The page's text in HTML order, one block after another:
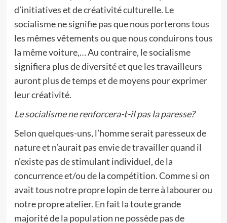
d’initiatives et de créativité culturelle. Le
socialisme ne signifie pas que nous porterons tous
les mêmes vêtements ou que nous conduirons tous
la même voiture,… Au contraire, le socialisme
signifiera plus de diversité et que les travailleurs
auront plus de temps et de moyens pour exprimer
leur créativité.
Le socialisme ne renforcera-t-il pas la paresse?
Selon quelques-uns, l’homme serait paresseux de
nature et n’aurait pas envie de travailler quand il
n’existe pas de stimulant individuel, de la
concurrence et/ou de la compétition. Comme si on
avait tous notre propre lopin de terre à labourer ou
notre propre atelier. En fait la toute grande
majorité de la population ne possède pas de